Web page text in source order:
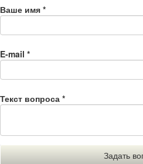
Ваше имя *
E-mail *
Текст вопроса *